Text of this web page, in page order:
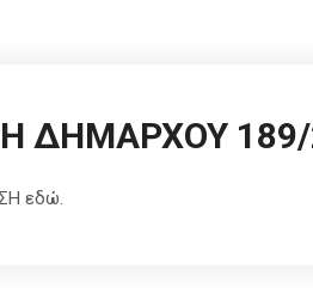
ΔΗΜΑΡΧΟΥ 189/
εδώ.